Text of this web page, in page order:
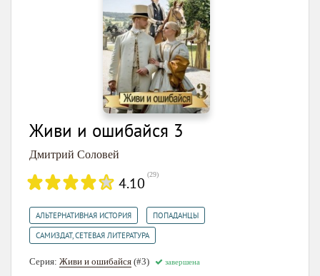
Живи и ошибайся 3
Дмитрий Соловей
4.10 (29)
АЛЬТЕРНАТИВНАЯ ИСТОРИЯ ПОПАДАНЦЫ
САМИЗДАТ, СЕТЕВАЯ ЛИТЕРАТУРА
Серия: Живи и ошибайся (#3) завершена